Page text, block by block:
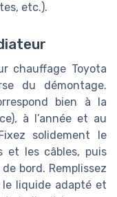
etc.).
chauffage Toyota
du démontage.
bien à la
à l’année et au
solidement le
et les câbles, puis
bord. Remplissez
liquide adapté et